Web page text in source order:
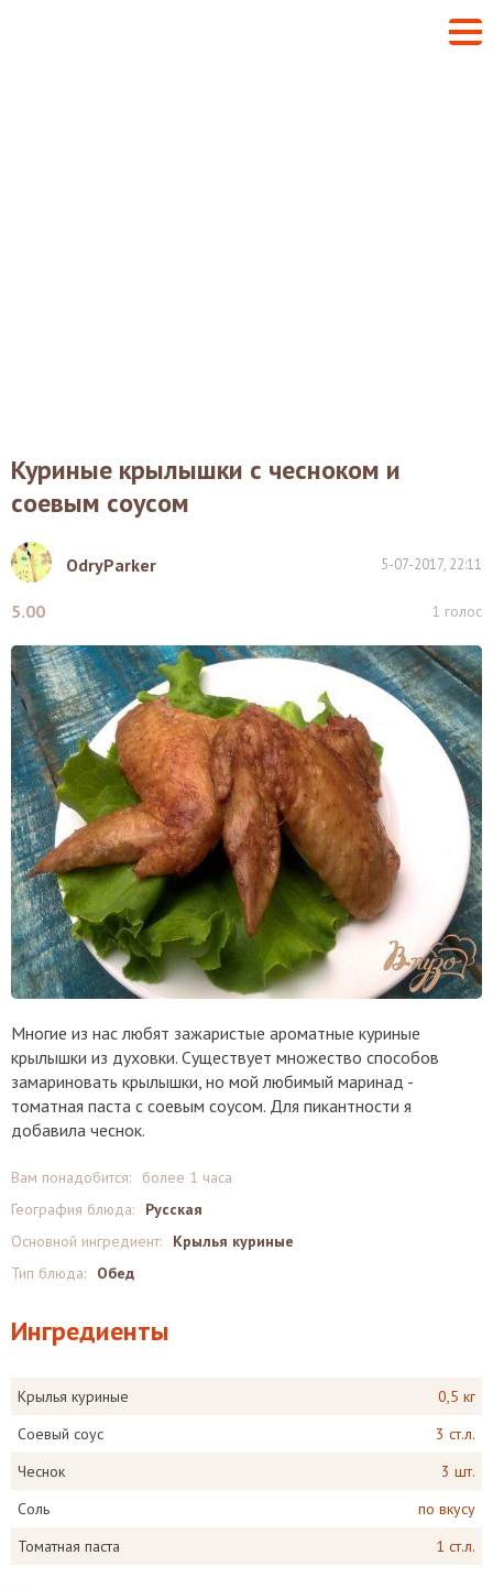
Куриные крылышки с чесноком и
соевым соусом
OdryParker 5-07-2017, 22:11
5.00 1 голос
Многие из нас любят зажаристые ароматные куриные
крылышки из духовки. Существует множество способов
замариновать крылышки, но мой любимый маринад -
томатная паста с соевым соусом. Для пикантности я
добавила чеснок.
Вам понадобится:
более 1 часа
География блюда:
Русская
Основной ингредиент:
Крылья куриные
Тип блюда:
Обед
Ингредиенты
Крылья куриные
0,5 кг
Соевый соус
3 ст.л.
Чеснок
3 шт.
Соль
по вкусу
Томатная паста
1 ст.л.